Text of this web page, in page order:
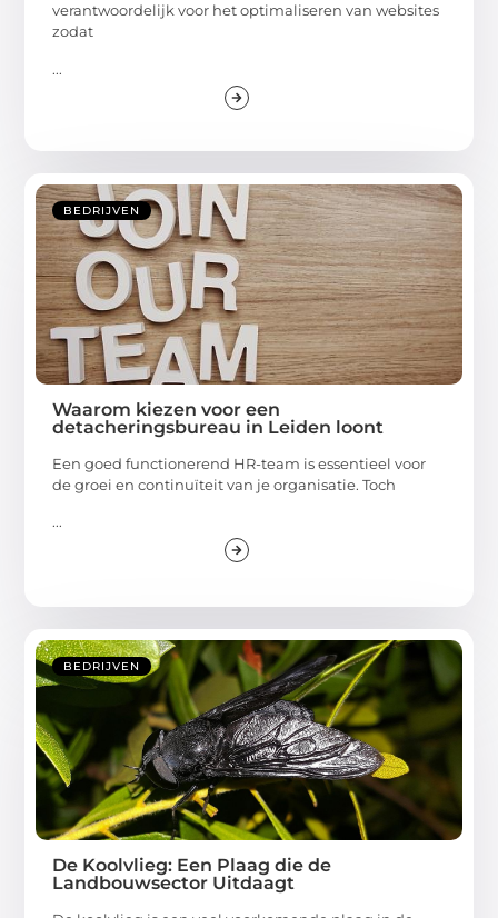
verantwoordelijk voor het optimaliseren van websites
zodat
...
BEDRIJVEN
Waarom kiezen voor een
detacheringsbureau in Leiden loont
Een goed functionerend HR-team is essentieel voor
de groei en continuïteit van je organisatie. Toch
...
BEDRIJVEN
De Koolvlieg: Een Plaag die de
Landbouwsector Uitdaagt